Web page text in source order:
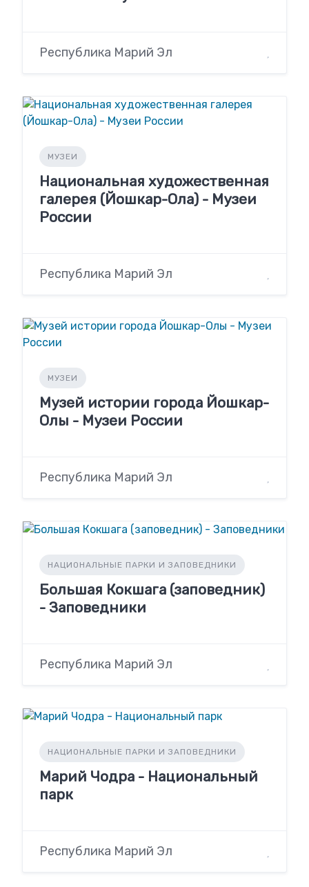
Республика Марий Эл
МУЗЕИ
Национальная художественная
галерея (Йошкар-Ола) - Музеи
России
Республика Марий Эл
МУЗЕИ
Музей истории города Йошкар-
Олы - Музеи России
Республика Марий Эл
НАЦИОНАЛЬНЫЕ ПАРКИ И ЗАПОВЕДНИКИ
Большая Кокшага (заповедник)
- Заповедники
Республика Марий Эл
НАЦИОНАЛЬНЫЕ ПАРКИ И ЗАПОВЕДНИКИ
Марий Чодра - Национальный
парк
Республика Марий Эл